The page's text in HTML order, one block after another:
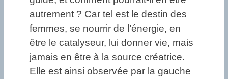
autrement ? Car tel est le destin des
femmes, se nourrir de l’énergie, en
être le catalyseur, lui donner vie, mais
jamais en être à la source créatrice.
Elle est ainsi observée par la gauche